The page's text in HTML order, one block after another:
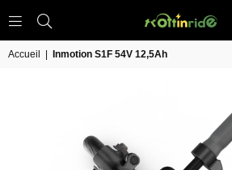
Accueil Inmotion S1F 54V 12,5Ah